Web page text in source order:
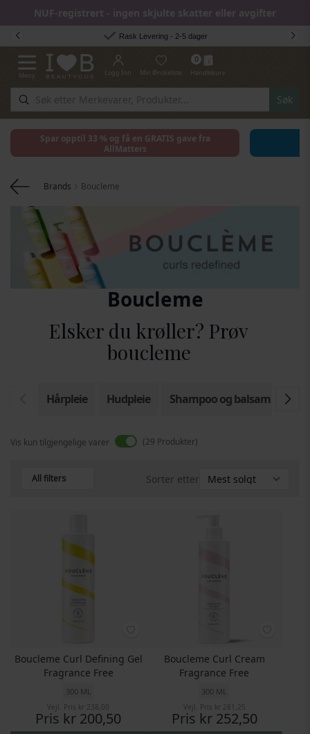
NUF-registrert - ingen skjulte skatter eller avgifter
Hopp til innhold
Rask Levering - 2-5 dager
Toggle Nav
Meny
Søk
Logg Inn Min Ønskeliste
0
Handlekurv
Spar opptil 33 % og få en GRATIS gave fra
AllMatters
Brands Boucleme
Boucleme
Elsker du krøller? Prøv
boucleme
Hårpleie Hudpleie Shampoo og balsam
Vis kun tilgjengelige varer 29 Produkter
All filters Sorter etter
Boucleme Curl Defining Gel
Fragrance Free
300 ML
Vejl. Pris kr 238,00
Pris kr 200,50
Boucleme Curl Cream
Fragrance Free
300 ML
Vejl. Pris kr 281,25
Pris kr 252,50